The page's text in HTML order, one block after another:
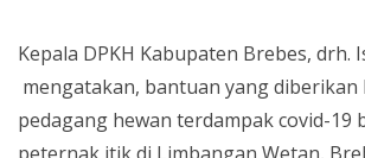
Kepala DPKH Kabupaten Brebes, drh.
mengatakan, bantuan yang diberikan
pedagang hewan terdampak covid-19